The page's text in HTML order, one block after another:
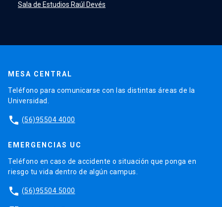
Sala de Estudios Raúl Devés
MESA CENTRAL
Teléfono para comunicarse con las distintas áreas de la
Universidad.
phone (56)95504 4000
EMERGENCIAS UC
Teléfono en caso de accidente o situación que ponga en
riesgo tu vida dentro de algún campus.
phone (56)95504 5000